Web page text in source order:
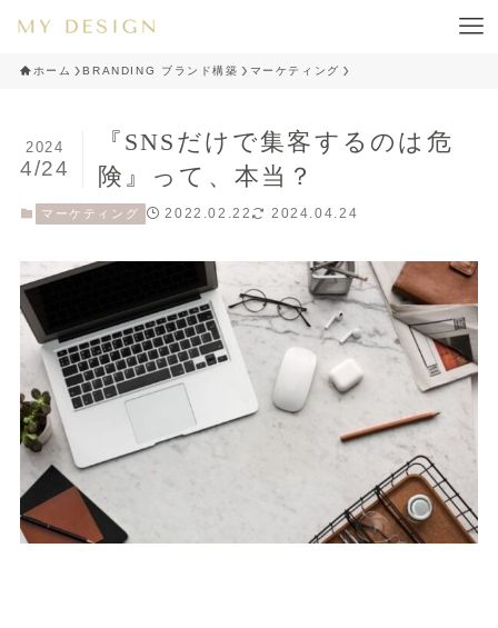
ホーム BRANDING ブランド構築 マーケティング
『SNSだけで集客するのは危
険』って、本当？
2024
4/24
マーケティング 2022.02.22 2024.04.24